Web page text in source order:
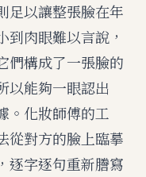
足以讓整張臉在年
肉眼難以言說，
構成了一張臉的
以能夠一眼認出
。化妝師傅的工
從對方的臉上臨摹
逐字逐句重新謄寫